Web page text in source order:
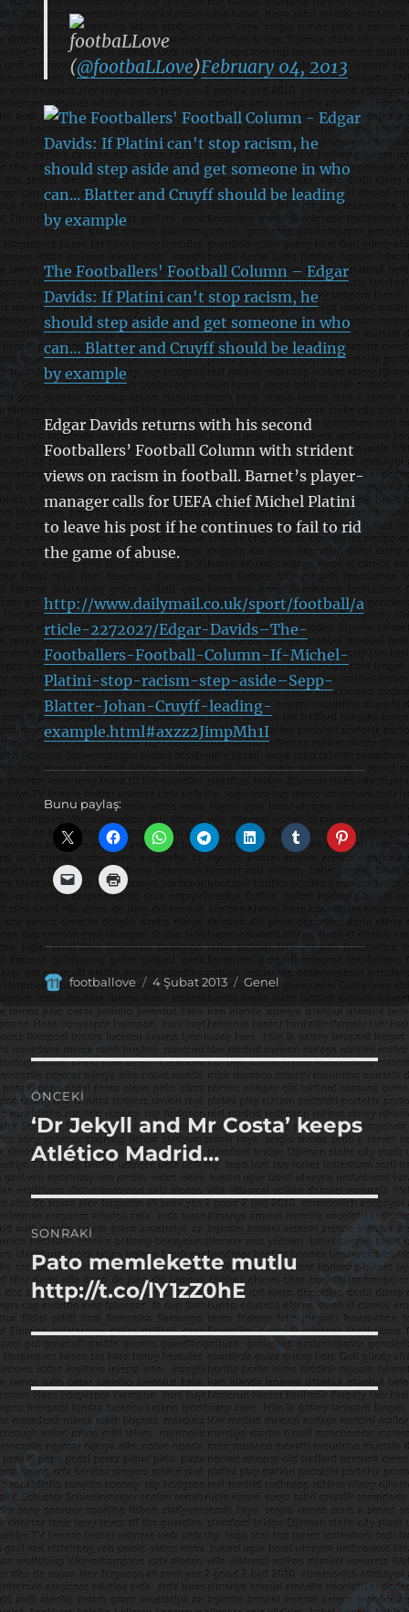
footbaLLove
(@footbaLLove)February 04, 2013
The Footballers' Football Column – Edgar
Davids: If Platini can't stop racism, he
should step aside and get someone in who
can… Blatter and Cruyff should be leading
by example
Edgar Davids returns with his second
Footballers’ Football Column with strident
views on racism in football. Barnet’s player-
manager calls for UEFA chief Michel Platini
to leave his post if he continues to fail to rid
the game of abuse.
http://www.dailymail.co.uk/sport/football/a
rticle-2272027/Edgar-Davids–The-
Footballers-Football-Column-If-Michel-
Platini-stop-racism-step-aside–Sepp-
Blatter-Johan-Cruyff-leading-
example.html#axzz2JimpMh1I
Bunu paylaş:
Yazar
footballove
Yayın
4 Şubat 2013 Kategoriler
Genel
Yazı
gezinmesi
ÖNCEKI
Önceki
yazı:
‘Dr Jekyll and Mr Costa’ keeps
Atlético Madrid…
SONRAKI
Sonraki
yazı:
Pato memlekette mutlu
http://t.co/lY1zZ0hE